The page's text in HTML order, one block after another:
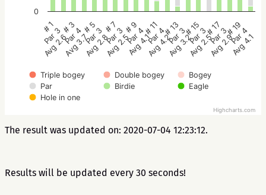
Triple bogey Double bogey
Bogey
Par
Birdie
Eagle
Hole in one
# 1
Par 3
Avg 2.6
# 3
Par 4
Avg 3.7
# 5
Par 3
Avg 2.8
# 7
Par 3
Avg 2.5
# 9
Par 4
Avg 4.1
# 11
Par 4
Avg 4.2
# 13
Par 3
Avg 3.2
# 15
Par 3
Avg 2.5
# 17
Par 3
Avg 2.9
# 19
Par 4
Avg 4.1
0
Highcharts.com
The result was updated on: 2020-07-04 12:23:12.
Results will be updated every 30 seconds!